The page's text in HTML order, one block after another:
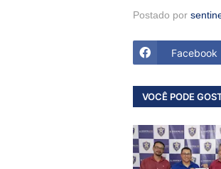
Postado por
Facebook
VOCÊ PODE